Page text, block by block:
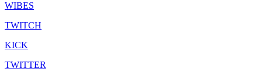
WIBES
TWITCH
KICK
TWITTER